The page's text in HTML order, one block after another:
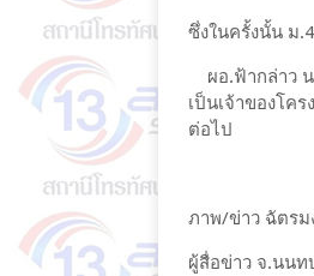
ซึ่งในครั้งนั้น ม
ผอ.ฟ้ากล่าว น
เป็นเจ้าของโค
ต่อไป
ภาพ/ข่าว ฉัตรม
ผู้สื่อข่าว จ.นนท